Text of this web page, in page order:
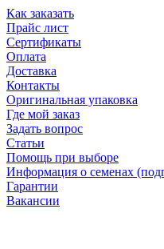
Как заказать
Прайс лист
Сертификаты
Оплата
Доставка
Контакты
Оригинальная упаковка
Где мой заказ
Задать вопрос
Статьи
Помощь при выборе
Информация о семенах
Гарантии
Вакансии